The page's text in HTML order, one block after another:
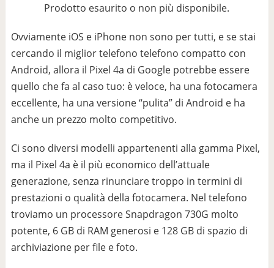
Prodotto esaurito o non più disponibile.
Ovviamente iOS e iPhone non sono per tutti, e se stai
cercando il miglior telefono telefono compatto con
Android, allora il Pixel 4a di Google potrebbe essere
quello che fa al caso tuo: è veloce, ha una fotocamera
eccellente, ha una versione “pulita” di Android e ha
anche un prezzo molto competitivo.
Ci sono diversi modelli appartenenti alla gamma Pixel,
ma il Pixel 4a è il più economico dell’attuale
generazione, senza rinunciare troppo in termini di
prestazioni o qualità della fotocamera. Nel telefono
troviamo un processore Snapdragon 730G molto
potente, 6 GB di RAM generosi e 128 GB di spazio di
archiviazione per file e foto.